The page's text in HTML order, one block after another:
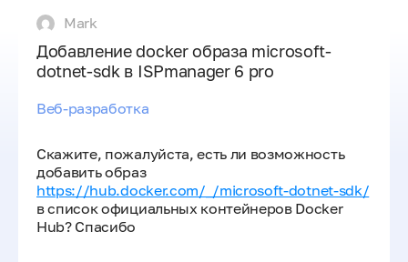
Mark
Веб-разработка
Добавление docker образа microsoft-
dotnet-sdk в ISPmanager 6 pro
Скажите, пожалуйста, есть ли возможность
добавить образ
https://hub.docker.com/_/microsoft-dotnet-sdk/
в список официальных контейнеров Docker
Hub? Спасибо